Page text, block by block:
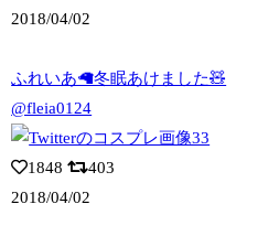
2018/04/02
ふれいあ🦙冬眠あけました🧸
@fleia0124
1848
403
2018/04/02